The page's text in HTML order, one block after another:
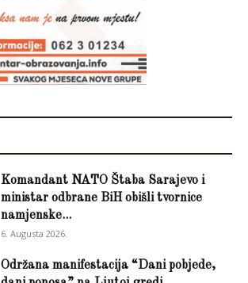
Komandant NATO Štaba Sarajevo i
ministar odbrane BiH obišli tvornice
namjenske...
6. Augusta 2026.
Održana manifestacija “Dani pobjede,